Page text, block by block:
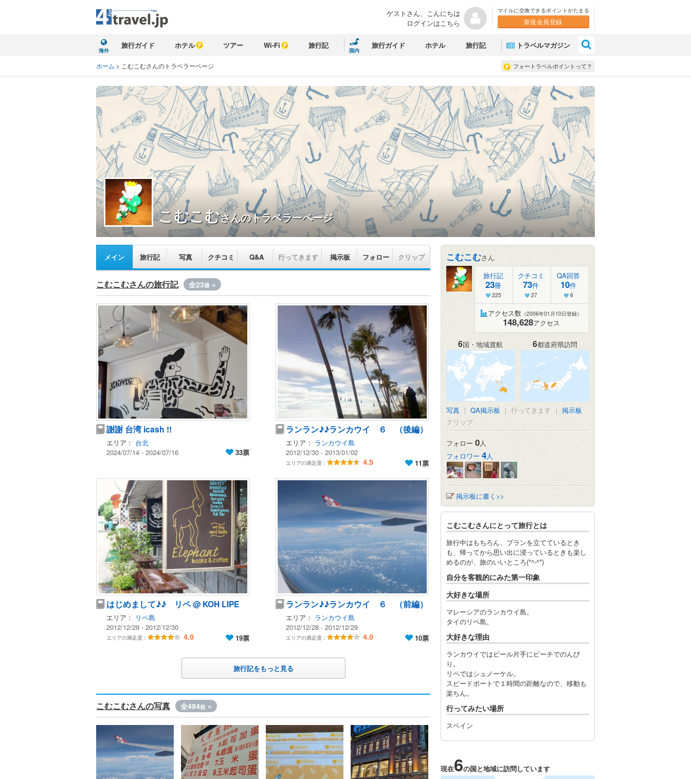
ゲストさん、こんにちは
ログインはこちら
マイルに交換できるポイントがたまる
新規会員登録
海外
旅行ガイド ホテル ツアー Wi-Fi 旅行記
国内
旅行ガイド ホテル 旅行記 トラベルマガジン
フォートラベルポイントって？
ホーム > こむこむさんのトラベラーページ
こむこむさんのトラベラーページ
メイン 旅行記 写真 クチコミ Q&A 行ってきます 掲示板 フォロー クリップ
こむこむさんの旅行記 全23冊 »
謝謝 台湾 icash !!
エリア： 台北
2024/07/14 - 2024/07/16
33票
ランラン♪♪ランカウイ ６ （後編）
エリア： ランカウイ島
2012/12/30 - 2013/01/02
エリアの満足度： 4.5 11票
はじめまして♪♪ リペ @ KOH LIPE
エリア：
リペ島
2012/12/29 - 2012/12/30
エリアの満足度： 4.0 19票
ランラン♪♪ランカウイ ６ （前編）
エリア： ランカウイ島
2012/12/28 - 2012/12/29
エリアの満足度： 4.0 10票
旅行記をもっと見る
こむこむさんの写真 全494枚 »
こむこむさん
旅行記
23冊
225
クチコミ
73件
27
QA回答
10件
6
アクセス数 （2006年01月10日登録）
148,628アクセス
6国・地域渡航 6都道府県訪問
写真 | QA掲示板 | 行ってきます | 掲示板
クリップ
フォロー 0人
フォロワー 4人
掲示板に書く>>
こむこむさんにとって旅行とは
旅行中はもちろん、プランを立てているとき
も、帰ってから思い出に浸っているときも楽し
めるのが、旅のいいところ(*^-^*)
自分を客観的にみた第一印象
大好きな場所
マレーシアのランカウイ島。
タイのリペ島。
大好きな理由
ランカウイではビール片手にビーチでのんび
り。
リペではシュノーケル。
スピードボートで１時間の距離なので、移動も
楽ちん。
行ってみたい場所
スペイン
現在6の国と地域に訪問しています